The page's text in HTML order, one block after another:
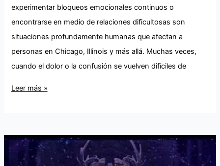
experimentar bloqueos emocionales continuos o
encontrarse en medio de relaciones dificultosas son
situaciones profundamente humanas que afectan a
personas en Chicago, Illinois y más allá. Muchas veces,
cuando el dolor o la confusión se vuelven difíciles de
Leer más »